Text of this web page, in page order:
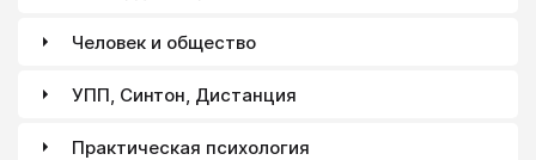
Человек и общество
УПП, Синтон, Дистанция
Практическая психология